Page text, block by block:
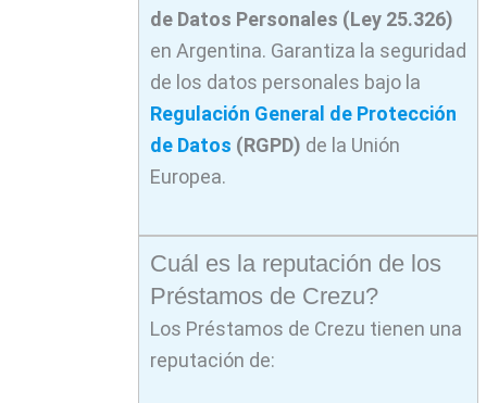
de Datos Personales (Ley 25.326)
en Argentina. Garantiza la seguridad
de los datos personales bajo la
Regulación General de Protección
de Datos (RGPD) de la Unión
Europea.
Cuál es la reputación de los
Préstamos de Crezu?
Los Préstamos de Crezu tienen una
reputación de: